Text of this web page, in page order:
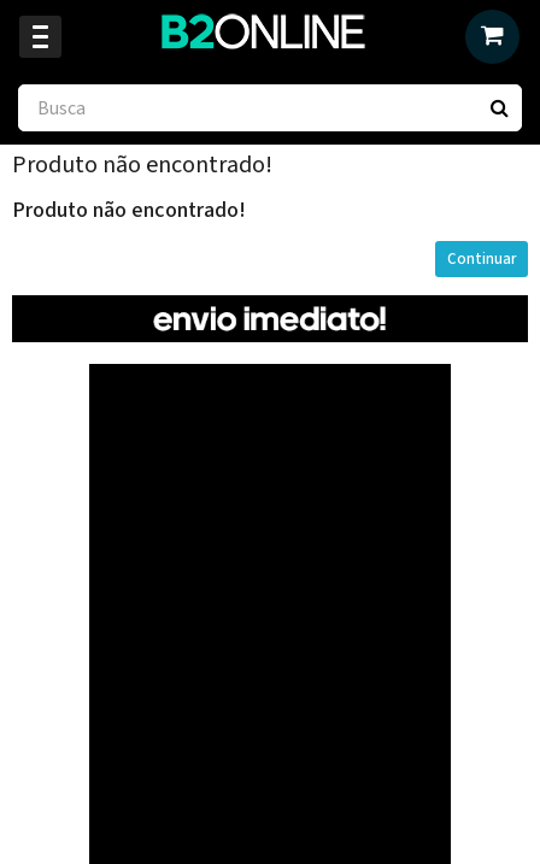
Produto não encontrado!
Produto não encontrado!
Continuar